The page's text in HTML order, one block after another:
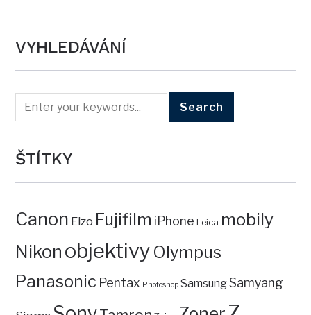
VYHLEDÁVÁNÍ
ŠTÍTKY
Canon Eizo Fujifilm iPhone Leica mobily
Nikon objektivy Olympus
Panasonic Pentax Photoshop SamsungSamyang